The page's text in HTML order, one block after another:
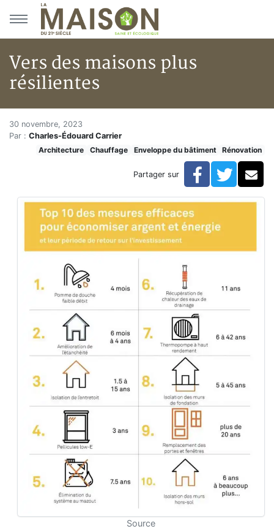
Aller au menu principal
Aller au contenu principal
Vers des maisons plus
résilientes
Accueil
Articles
Actualités
Vers des maisons plus résilientes
Vers des maisons plus
30 novembre, 2023
Par : Charles-Édouard Carrier
Architecture
Chauffage Enveloppe du bâtiment Rénovation
Partager sur Facebook
Source